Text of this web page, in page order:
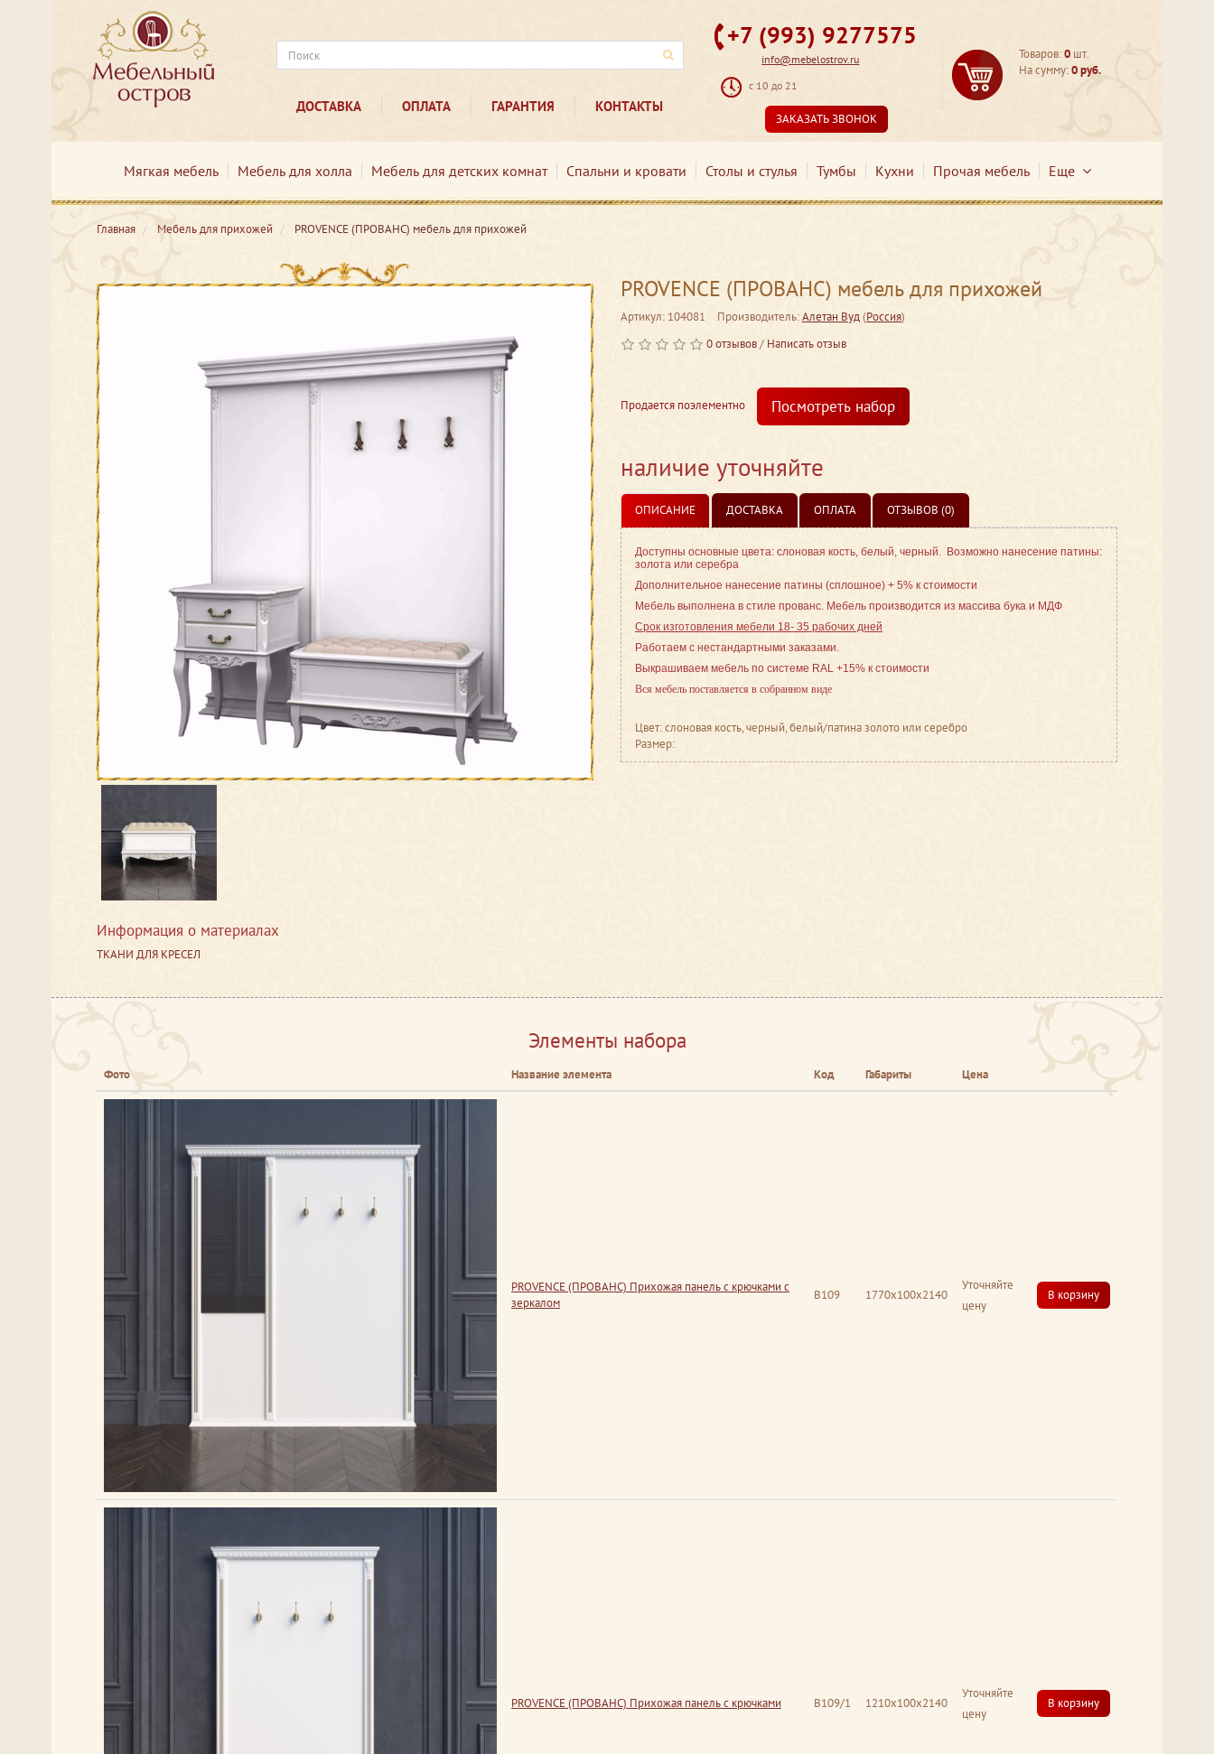
ДОСТАВКА ОПЛАТА ГАРАНТИЯ КОНТАКТЫ
+7 (993) 9277575
info@mebelostrov.ru
с 10 до 21
ЗАКАЗАТЬ ЗВОНОК
Товаров:0 шт.
На сумму:0 руб.
Мягкая мебель Мебель для холла Мебель для детских комнат Спальни и кровати Столы и стулья Тумбы Кухни Прочая мебель Еще
Главная Мебель для прихожей PROVENCE (ПРОВАНС) мебель для прихожей
Информация о материалах
ТКАНИ ДЛЯ КРЕСЕЛ
PROVENCE (ПРОВАНС) мебель для прихожей
Артикул: 104081 Производитель:Алетан Вуд(Россия)
0 отзывов/ Написать отзыв
Продается поэлементно Посмотреть набор
наличие уточняйте
ОПИСАНИЕ ДОСТАВКА ОПЛАТА ОТЗЫВОВ (0)
Доступны основные цвета: слоновая кость, белый, черный. Возможно нанесение патины:
золота или серебра
Дополнительное нанесение патины (сплошное) + 5% к стоимости
Мебель выполнена в стиле прованс. Мебель производится из массива бука и МДФ
Срок изготовления мебели 18- 35 рабочих дней
Работаем с нестандартными заказами.
Выкрашиваем мебель по системе RAL +15% к стоимости
Вся мебель поставляется в собранном виде
Цвет: слоновая кость, черный, белый/патина золото или серебро
Размер:
Элементы набора
Фото Название элемента Код Габариты Цена
PROVENCE (ПРОВАНС) Прихожая панель с крючками с
зеркалом
В109 1770x100x2140
Уточняйте
цену
В корзину
PROVENCE (ПРОВАНС) Прихожая панель с крючками В109/1 1210x100x2140
Уточняйте
цену
В корзину